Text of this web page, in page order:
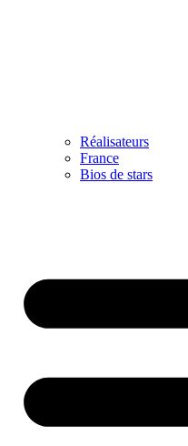
Réalisateurs
France
Bios de stars